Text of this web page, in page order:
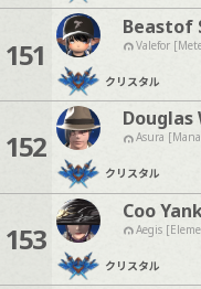
151
Beastof
Valefor
クリスタル
152
Douglas
Asura
クリスタル
153
Coo
Aegis
クリスタル